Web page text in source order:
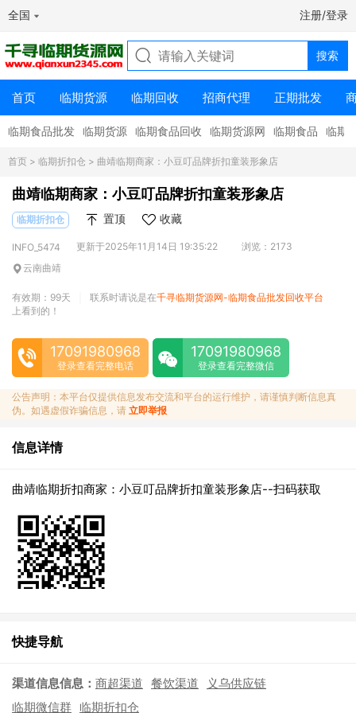
全国 注册/登录
首页 临期货源 临期回收 招商代理 正期批发
临期食品批发 临期货源 临期食品回收 临期货源网 临期食品 临期
首页 > 临期折扣仓 > 曲靖临期商家：小豆叮品牌折扣童装形象店
曲靖临期商家：小豆叮品牌折扣童装形象店
临期折扣仓 置顶 收藏
INFO_5474 更新于2025年11月14日 19:35:22
浏览：2173
云南曲靖
有效期：99天 联系时请说是在千寻临期货源网-临期食品批发回收平台
上看到的！
17091980968
登录查看完整电话
17091980968
登录查看完整微信
公告声明：本平台仅提供信息发布交流和平台的运行维护，请谨慎判断信息真
伪。如遇虚假诈骗信息，请 立即举报
信息详情
曲靖临期折扣商家：小豆叮品牌折扣童装形象店--扫码获取
快捷导航
渠道信息信息： 商超渠道 餐饮渠道
义乌供应链
临期微信群 临期折扣仓